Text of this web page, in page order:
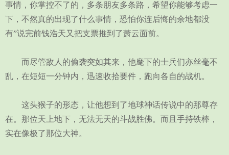
事情，你掌控不了的，多条朋友多条路，希望你能够考虑一
下，不然真的出现了什么事情，恐怕你连后悔的余地都没
有”说完前钱浩天又把支票推到了萧云面前。
而尽管敌人的偷袭突如其来，他麾下的士兵们亦丝毫不
乱，在短短一分钟内，迅速收拾要件，跑向各自的战机。
这头猴子的形态，让他想到了地球神话传说中的那尊存
在。那位天上地下，无法无天的斗战胜佛。而且手持铁棒，
实在像极了那位大神。